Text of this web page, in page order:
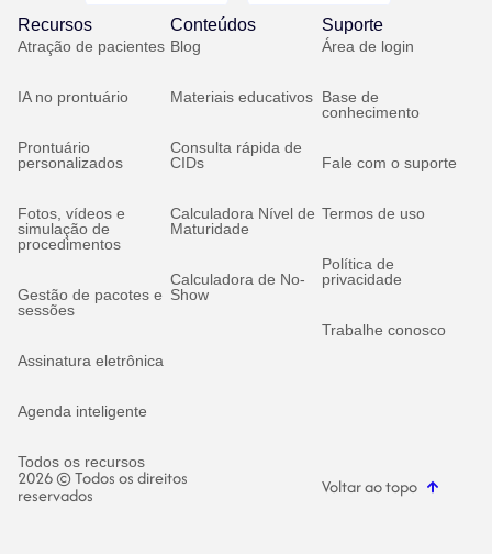
Recursos
Atração de pacientes
IA no prontuário
Prontuário
personalizados
Fotos, vídeos e
simulação de
procedimentos
Gestão de pacotes e
sessões
Assinatura eletrônica
Agenda inteligente
Todos os recursos
Conteúdos
Blog
Materiais educativos
Consulta rápida de
CIDs
Calculadora Nível de
Maturidade
Calculadora de No-
Show
Suporte
Área de login
Base de
conhecimento
Fale com o suporte
Termos de uso
Política de
privacidade
Trabalhe conosco
2026 © Todos os direitos
reservados Voltar ao topo